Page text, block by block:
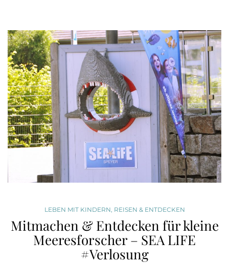
LEBEN MIT KINDERN, REISEN & ENTDECKEN
Mitmachen & Entdecken für kleine
Meeresforscher – SEA LIFE
#Verlosung